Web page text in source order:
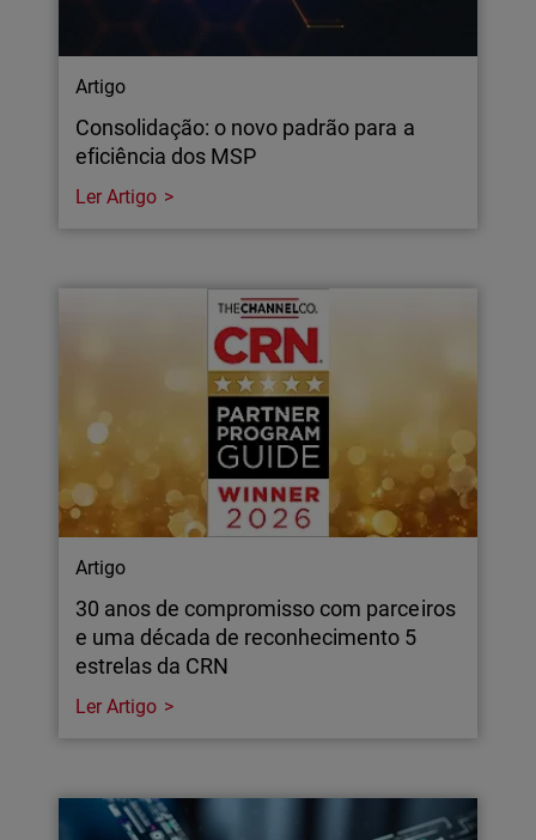
Artigo
Consolidação: o novo padrão para a
eficiência dos MSP
Ler Artigo
Artigo
30 anos de compromisso com parceiros
e uma década de reconhecimento 5
estrelas da CRN
Ler Artigo